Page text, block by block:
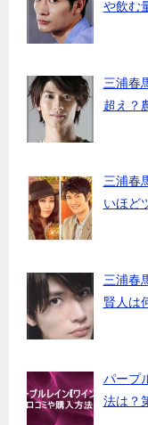
や飲む
三浦春
超え？
三浦春
いほど
三浦春
賢人は
パープ
法は？